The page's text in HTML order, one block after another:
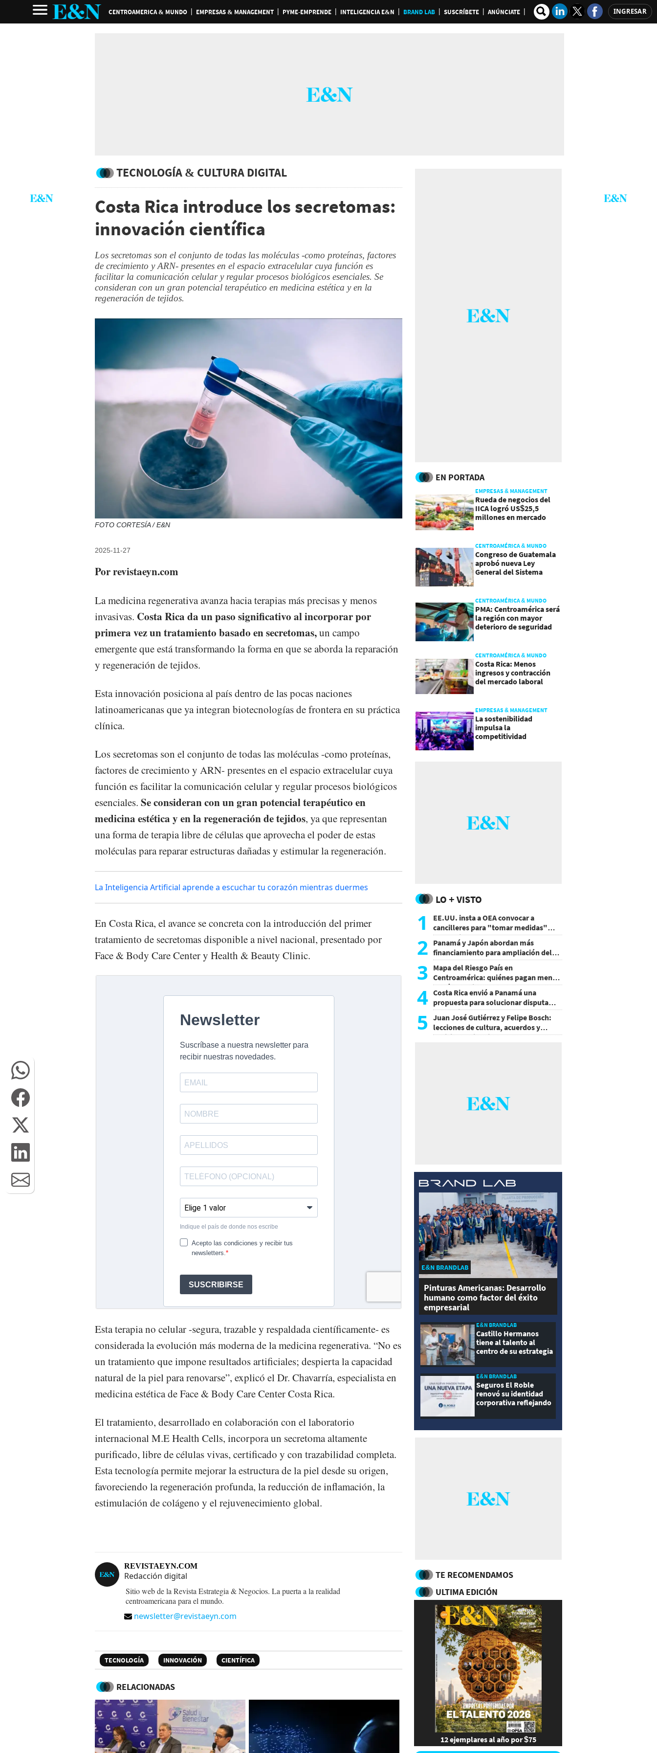
CENTROAMERICA & MUNDO EMPRESAS & MANAGEMENT PYME-EMPRENDE INTELIGENCIA E&N BRAND LAB SUSCRÍBETE ANÚNCIATE INGRESAR
TECNOLOGÍA & CULTURA DIGITAL
Costa Rica introduce los secretomas:
innovación científica
Los secretomas son el conjunto de todas las moléculas -como proteínas, factores
de crecimiento y ARN- presentes en el espacio extracelular cuya función es
facilitar la comunicación celular y regular procesos biológicos esenciales. Se
consideran con un gran potencial terapéutico en medicina estética y en la
regeneración de tejidos.
FOTO CORTESÍA / E&N
2025-11-27
Por revistaeyn.com
La medicina regenerativa avanza hacia terapias más precisas y menos
invasivas. Costa Rica da un paso significativo al incorporar por
primera vez un tratamiento basado en secretomas,un campo
emergente que está transformando la forma en que se aborda la reparación
y regeneración de tejidos.
Esta innovación posiciona al país dentro de las pocas naciones
latinoamericanas que ya integran biotecnologías de frontera en su práctica
clínica.
Los secretomas son el conjunto de todas las moléculas -como proteínas,
factores de crecimiento y ARN- presentes en el espacio extracelular cuya
función es facilitar la comunicación celular y regular procesos biológicos
esenciales. Se consideran con un gran potencial terapéutico en
medicina estética y en la regeneración de tejidos, ya que representan
una forma de terapia libre de células que aprovecha el poder de estas
moléculas para reparar estructuras dañadas y estimular la regeneración.
La Inteligencia Artificial aprende a escuchar tu corazón mientras duermes
En Costa Rica, el avance se concreta con la introducción del primer
tratamiento de secretomas disponible a nivel nacional, presentado por
Face & Body Care Center y Health & Beauty Clinic.
Esta terapia no celular -segura, trazable y respaldada científicamente- es
considerada la evolución más moderna de la medicina regenerativa. “No es
un tratamiento que impone resultados artificiales; despierta la capacidad
natural de la piel para renovarse”, explicó el Dr. Chavarría, especialista en
medicina estética de Face & Body Care Center Costa Rica.
El tratamiento, desarrollado en colaboración con el laboratorio
internacional M.E Health Cells, incorpora un secretoma altamente
purificado, libre de células vivas, certificado y con trazabilidad completa.
Esta tecnología permite mejorar la estructura de la piel desde su origen,
favoreciendo la regeneración profunda, la reducción de inflamación, la
estimulación de colágeno y el rejuvenecimiento global.
REVISTAEYN.COM
Redacción digital
Sitio web de la Revista Estrategia & Negocios. La puerta a la realidad
centroamericana para el mundo.
newsletter@revistaeyn.com
TECNOLOGÍA INNOVACIÓN CIENTÍFICA
RELACIONADAS
EN PORTADA
EMPRESAS & MANAGEMENT
Rueda de negocios del
IICA logró US$25,5
millones en mercado
CENTROAMÉRICA & MUNDO
Congreso de Guatemala
aprobó nueva Ley
General del Sistema
CENTROAMÉRICA & MUNDO
PMA: Centroamérica será
la región con mayor
deterioro de seguridad
CENTROAMÉRICA & MUNDO
Costa Rica: Menos
ingresos y contracción
del mercado laboral
EMPRESAS & MANAGEMENT
La sostenibilidad
impulsa la
competitividad
LO + VISTO
1
EE.UU. insta a OEA convocar a
cancilleres para "tomar medidas"
sobre Nicaragua
2 Panamá y Japón abordan más
financiamiento para ampliación del
metro
3 Mapa del Riesgo País en
Centroamérica: quiénes pagan menos
y cuáles mejoraron
4 Costa Rica envió a Panamá una
propuesta para solucionar disputa
comercial
5
Juan José Gutiérrez y Felipe Bosch:
lecciones de cultura, acuerdos y
decisiones sin miedo
E&N BRANDLAB
Pinturas Americanas: Desarrollo
humano como factor del éxito
empresarial
E&N BRANDLAB
Castillo Hermanos
tiene al talento al
centro de su estrategia
E&N BRANDLAB
Seguros El Roble
renovó su identidad
corporativa reflejando
modernidad
TE RECOMENDAMOS
ULTIMA EDICIÓN
12 ejemplares al año por $75